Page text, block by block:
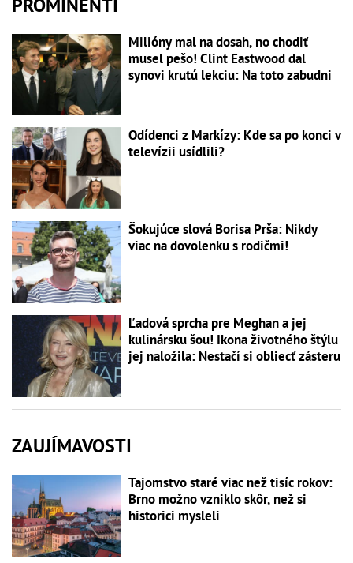
Milióny mal na dosah, no chodiť
musel pešo! Clint Eastwood dal
synovi krutú lekciu: Na toto zabudni
Odídenci z Markízy: Kde sa po konci v
televízii usídlili?
Šokujúce slová Borisa Prša: Nikdy
viac na dovolenku s rodičmi!
Ľadová sprcha pre Meghan a jej
kulinársku šou! Ikona životného štýlu
jej naložila: Nestačí si obliecť zásteru
ZAUJÍMAVOSTI
Tajomstvo staré viac než tisíc rokov:
Brno možno vzniklo skôr, než si
historici mysleli